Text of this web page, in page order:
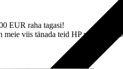
EUR raha tagasi!
meie viis tänada teid HP valimise